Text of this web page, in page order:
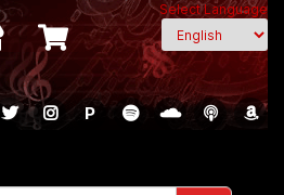
Select Language
P